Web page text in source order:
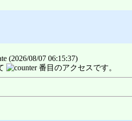
(2026/08/07 06:15:37)
番目のアクセスです。